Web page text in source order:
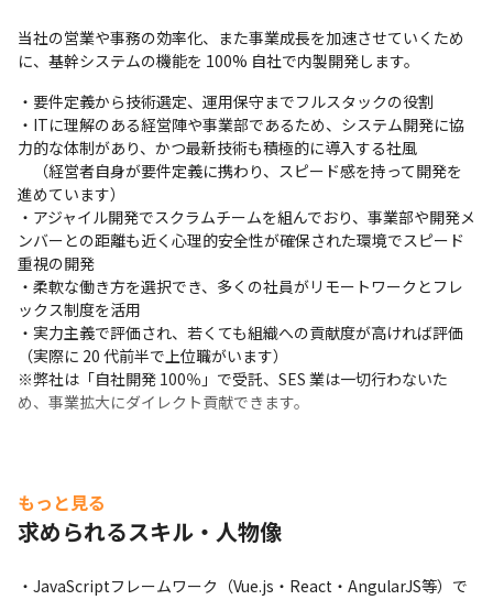
当社の営業や事務の効率化、また事業成長を加速させていくため
に、基幹システムの機能を 100% 自社で内製開発します。
・要件定義から技術選定、運用保守までフルスタックの役割
・ITに理解のある経営陣や事業部であるため、システム開発に協
力的な体制があり、かつ最新技術も積極的に導入する社風
（経営者自身が要件定義に携わり、スピード感を持って開発を
進めています）
・アジャイル開発でスクラムチームを組んでおり、事業部や開発メ
ンバーとの距離も近く心理的安全性が確保された環境でスピード
重視の開発
・柔軟な働き方を選択でき、多くの社員がリモートワークとフレ
ックス制度を活用
・実力主義で評価され、若くても組織への貢献度が高ければ評価
（実際に 20 代前半で上位職がいます）
※弊社は「自社開発 100％」で受託、SES 業は一切行わないた
め、事業拡大にダイレクト貢献できます。
もっと見る
求められるスキル・人物像
・JavaScriptフレームワーク（Vue.js・React・AngularJS等）で